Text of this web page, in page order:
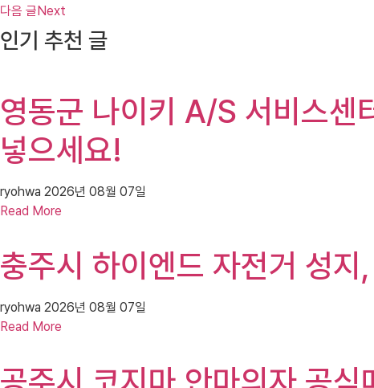
다음 글Next
인기 추천 글
영동군 나이키 A/S 서비스센
넣으세요!
ryohwa 2026년 08월 07일
Read More
충주시 하이엔드 자전거 성
ryohwa 2026년 08월 07일
Read More